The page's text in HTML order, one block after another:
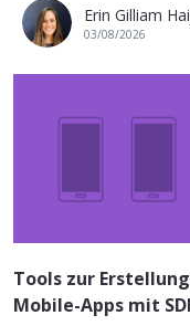
Erin Gilliam
03/08/2026
Tools zur
Mobile-Apps mit